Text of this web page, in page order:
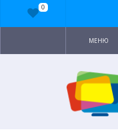
МЕНЮ
0